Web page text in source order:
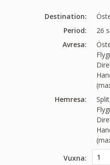
Destination:
Period:
26
Avresa:
Hemresa:
Vuxna: